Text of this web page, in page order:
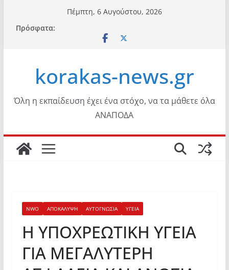
περιεχόμενο
Πέμπτη, 6 Αυγούστου, 2026
Πρόσφατα:
korakas-news.gr
Όλη η εκπαίδευση έχει ένα στόχο, να τα μάθετε όλα
ΑΝΑΠΟΔΑ
NWO ΑΠΟΚΑΛΥΨΗ ΑΥΤΟΓΝΩΣΙΑ ΥΓΕΙΑ
Η ΥΠΟΧΡΕΩΤΙΚΗ ΥΓΕΙΑ
ΓΙΑ ΜΕΓΑΛΥΤΕΡΗ